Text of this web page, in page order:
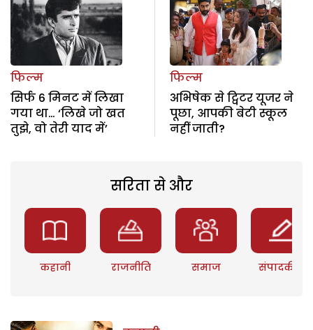
फिल्म
सिर्फ 6 मिनट में लिखा
गया था… ‘लिखे जो खत
तुझे, वो तेरी याद में’
फिल्म
अभिषेक से ट्विटर यूजर ने
पूछा, आपकी बेटी स्कूल
नहीं जाती?
सरिता से और
कहानी राजनीति समाज संपादकीय